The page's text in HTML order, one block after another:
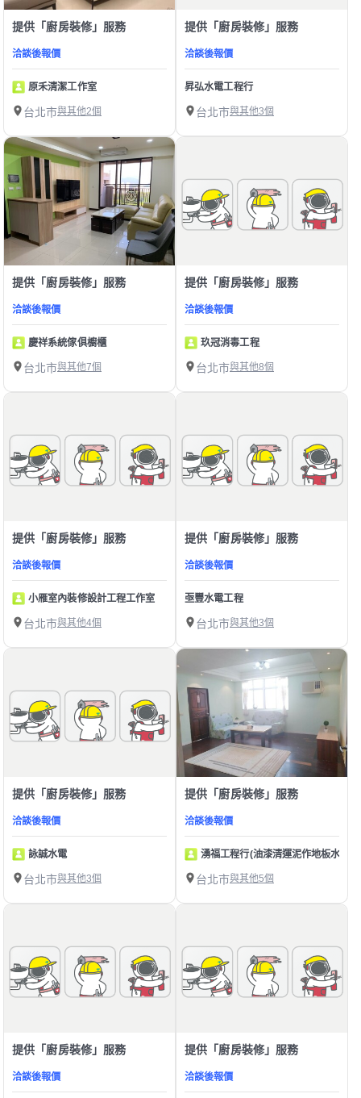
提供「廚房裝修」服務
洽談後報價
原禾清潔工作室
台北市與其他2個
提供「廚房裝修」服務
洽談後報價
昇弘水電工程行
台北市與其他3個
提供「廚房裝修」服務
洽談後報價
慶祥系統傢俱櫥櫃
台北市與其他7個
提供「廚房裝修」服務
洽談後報價
玖冠消毒工程
台北市與其他8個
提供「廚房裝修」服務
洽談後報價
小雁室內裝修設計工程工作室
台北市與其他4個
提供「廚房裝修」服務
洽談後報價
亟豐水電工程
台北市與其他3個
提供「廚房裝修」服務
洽談後報價
詠誠水電
台北市與其他3個
提供「廚房裝修」服務
洽談後報價
湧福工程行(油漆清運泥作地板水電
台北市與其他5個
提供「廚房裝修」服務
洽談後報價
提供「廚房裝修」服務
洽談後報價